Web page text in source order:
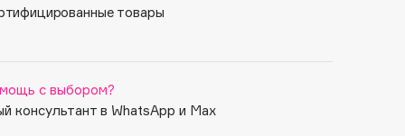
товары
с выбором?
консультант в WhatsApp и Max